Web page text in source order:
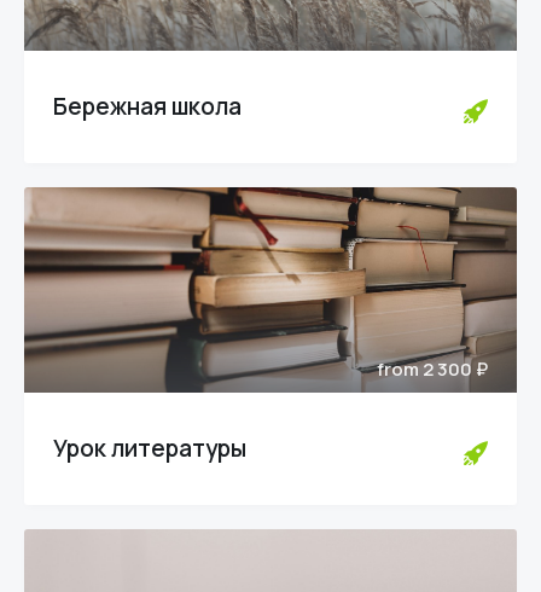
Бережная школа
from 2 300 ₽
Урок литературы